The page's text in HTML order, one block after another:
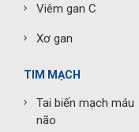
Viêm gan C
Xơ gan
TIM MẠCH
Tai biến mạch máu
não